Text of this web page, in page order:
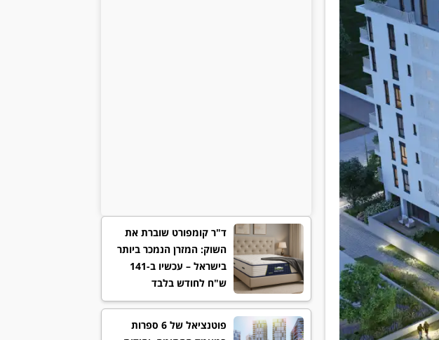
ד"ר קומפורט שוברת את
השוק: המזרן הנמכר ביותר
בישראל – עכשיו ב-141
ש"ח לחודש בלבד
פוטנציאל של 6 ספרות